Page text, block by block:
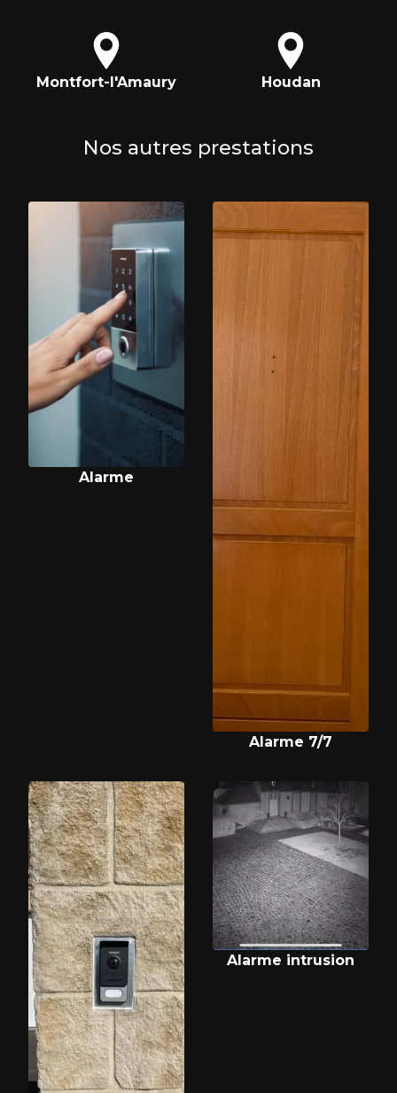
Montfort-l'Amaury Houdan
Nos autres prestations
Alarme
Alarme 7/7
Alarme intrusion